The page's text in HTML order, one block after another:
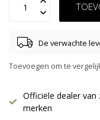
De verwachte
Toevoegen om te
Officiële dealer
merken